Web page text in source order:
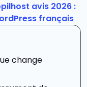
avis 2026 :
français
change